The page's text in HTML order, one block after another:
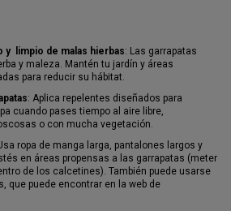
y limpio de malas hierbas: Las garrapatas
y maleza. Mantén tu jardín y áreas
para reducir su hábitat.
: Aplica repelentes diseñados para
cuando pases tiempo al aire libre,
o con mucha vegetación.
ropa de manga larga, pantalones largos y
en áreas propensas a las garrapatas (meter
de los calcetines). También puede usarse
que puede encontrar en la web de